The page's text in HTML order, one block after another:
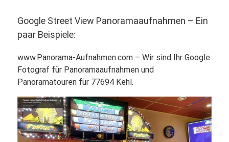
Google Street View Panoramaaufnahmen – Ein
paar Beispiele:
www.Panorama-Aufnahmen.com – Wir sind Ihr Google
Fotograf für Panoramaaufnahmen und
Panoramatouren für 77694 Kehl.